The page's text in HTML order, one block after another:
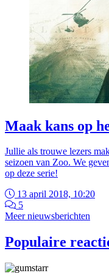
Maak kans op
Jullie als trouwe lezers
seizoen van Zoo. We
op deze serie!
13 april 2018, 10:20
5
Meer nieuwsberichten
Populaire